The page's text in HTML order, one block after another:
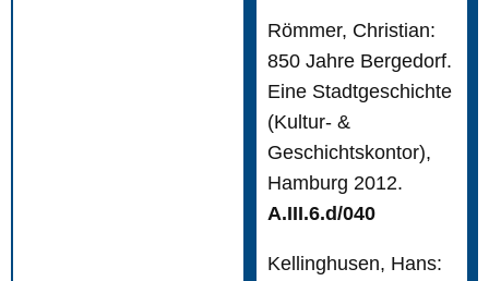
Römmer, Christian:
850 Jahre Bergedorf.
Eine Stadtgeschichte
(Kultur- &
Geschichtskontor),
Hamburg 2012.
A.III.6.d/040
Kellinghusen, Hans: